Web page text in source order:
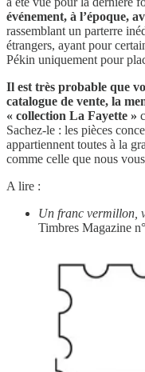
événement, à l’époque,
rassemblant un parterre
étrangers, ayant pour
Pékin uniquement pour
Il est très probable que
catalogue de vente, la
« collection La Fayette »
Sachez-le : les pièces
appartiennent toutes à la
comme celle que nous
A lire :
Un franc vermillon,
Timbres Magazine